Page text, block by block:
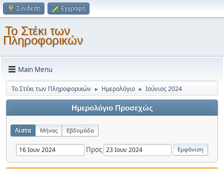
Σύνδεση Εγγραφή
Το Στέκι των
Πληροφορικών
Main Menu
Το Στέκι των Πληροφορικών ► Ημερολόγιο ► Ιούνιος 2024
Ημερολόγιο Προσεχώς
Λίστα Μήνας Εβδομάδα
Προς